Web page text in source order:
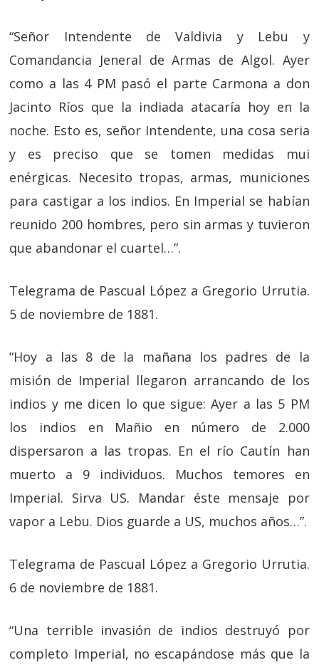
“Señor Intendente de Valdivia y Lebu y
Comandancia Jeneral de Armas de Algol. Ayer
como a las 4 PM pasó el parte Carmona a don
Jacinto Ríos que la indiada atacaría hoy en la
noche. Esto es, señor Intendente, una cosa seria
y es preciso que se tomen medidas mui
enérgicas. Necesito tropas, armas, municiones
para castigar a los indios. En Imperial se habían
reunido 200 hombres, pero sin armas y tuvieron
que abandonar el cuartel…”.
Telegrama de Pascual López a Gregorio Urrutia.
5 de noviembre de 1881.
“Hoy a las 8 de la mañana los padres de la
misión de Imperial llegaron arrancando de los
indios y me dicen lo que sigue: Ayer a las 5 PM
los indios en Mañio en número de 2.000
dispersaron a las tropas. En el río Cautín han
muerto a 9 individuos. Muchos temores en
Imperial. Sirva US. Mandar éste mensaje por
vapor a Lebu. Dios guarde a US, muchos años…”.
Telegrama de Pascual López a Gregorio Urrutia.
6 de noviembre de 1881.
“Una terrible invasión de indios destruyó por
completo Imperial, no escapándose más que la